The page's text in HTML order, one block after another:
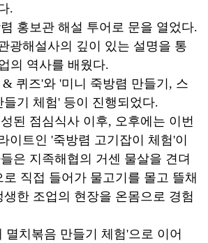
.
홍보관 해설 투어로 문을 열었다.
광해설사의 깊이 있는 설명을 통
의 역사를 배웠다.
퀴즈'와 '미니 죽방렴 만들기, 스
기 체험' 등이 진행되었다.
된 점심식사 이후, 오후에는 이번
이트인 '죽방렴 고기잡이 체험'이
은 지족해협의 거센 물살을 견뎌
로 직접 들어가 물고기를 몰고 뜰채
생한 조업의 현장을 온몸으로 경험
멸치볶음 만들기 체험'으로 이어